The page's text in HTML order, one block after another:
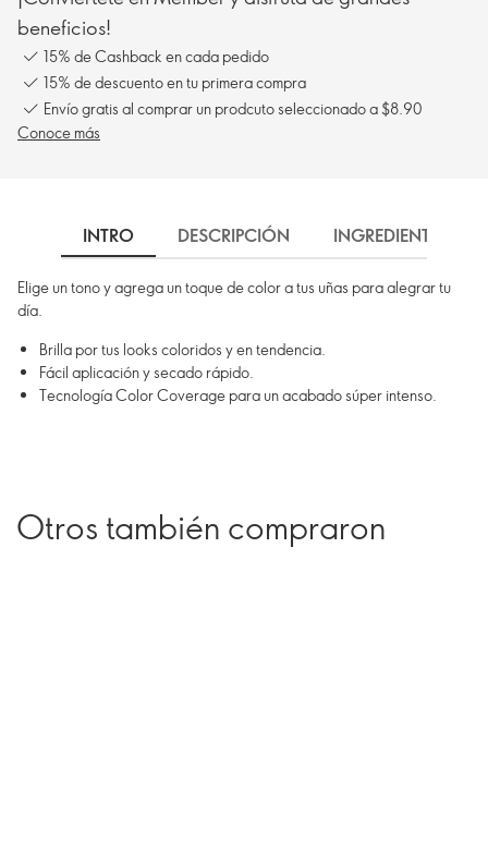
beneficios!
15% de Cashback en cada pedido
15% de descuento en tu primera compra
Envío gratis al comprar un prodcuto seleccionado a $8.90
Conoce más
INTRO DESCRIPCIÓN INGREDIENTES
Elige un tono y agrega un toque de color a tus uñas para alegrar tu
día.
Brilla por tus looks coloridos y en tendencia.
Fácil aplicación y secado rápido.
Tecnología Color Coverage para un acabado súper intenso.
Otros también compraron